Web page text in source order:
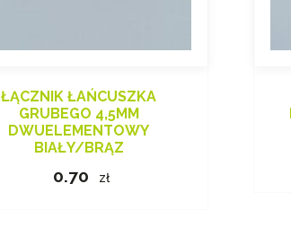
ŁĄCZNIK ŁAŃCUSZKA
GRUBEGO 4,5MM
DWUELEMENTOWY
BIAŁY/BRĄZ
0.70 zł